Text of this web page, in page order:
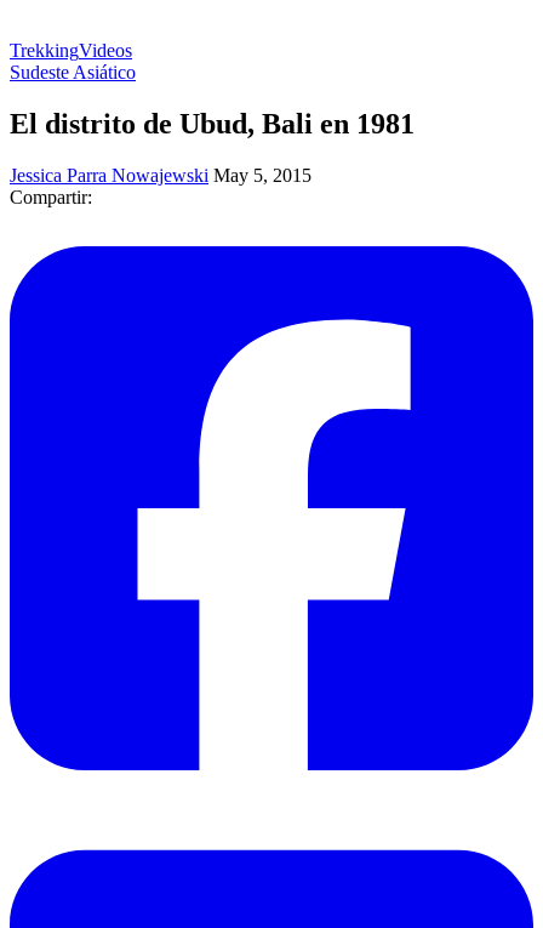
TrekkingVideos
Sudeste Asiático
El distrito de Ubud, Bali en 1981
Jessica Parra Nowajewski May 5, 2015
Compartir: